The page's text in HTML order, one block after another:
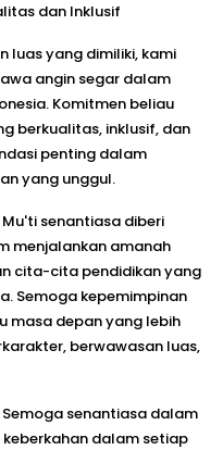
dan Inklusif
luas yang dimiliki, kami
angin segar dalam
Komitmen beliau
berkualitas, inklusif, dan
penting dalam
yang unggul.
senantiasa diberi
menjalankan amanah
cita-cita pendidikan yang
Semoga kepemimpinan
masa depan yang lebih
berwawasan luas,
Semoga senantiasa dalam
keberkahan dalam setiap